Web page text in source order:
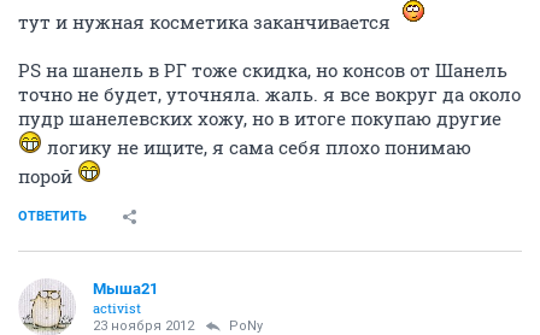
тут и нужная косметика заканчивается
PS на шанель в РГ тоже скидка, но консов от Шанель
точно не будет, уточняла. жаль. я все вокруг да около
пудр шанелевских хожу, но в итоге покупаю другие
логику не ищите, я сама себя плохо понимаю
порой
ОТВЕТИТЬ
Мыша21
activist
23 ноября 2012 PoNy